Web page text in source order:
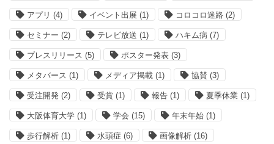
アプリ (4) イベント出展 (1) コロコロ迷路 (2)
セミナー (2) テレビ放送 (1) ハキム病 (7)
プレスリリース (5) ポスター発表 (3)
メタバース (1) メディア掲載 (1) 協賛 (3)
受注開発 (2) 受賞 (1) 報告 (1) 夏季休業 (1)
大阪体育大学 (1) 学会 (15) 年末年始 (1)
歩行解析 (1) 水頭症 (6) 画像解析 (16)